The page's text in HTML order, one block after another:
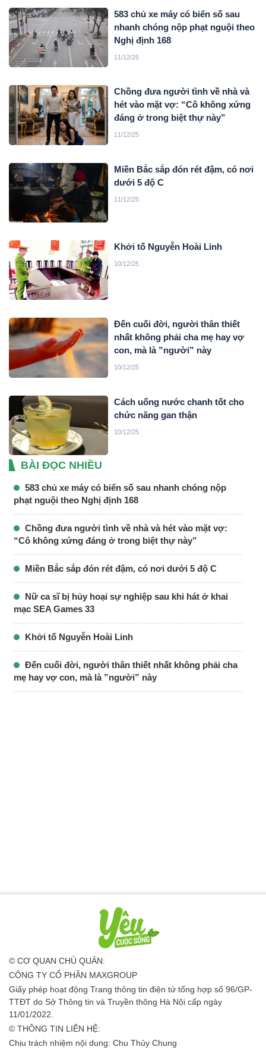
583 chủ xe máy có biển số sau
nhanh chóng nộp phạt nguội theo
Nghị định 168
11/12/25
Chồng đưa người tình về nhà và
hét vào mặt vợ: “Cô không xứng
đáng ở trong biệt thự này”
11/12/25
Miền Bắc sắp đón rét đậm, có nơi
dưới 5 độ C
11/12/25
Khởi tố Nguyễn Hoài Linh
10/12/25
Đến cuối đời, người thân thiết
nhất không phải cha mẹ hay vợ
con, mà là ”người” này
10/12/25
Cách uống nước chanh tốt cho
chức năng gan thận
10/12/25
BÀI ĐỌC NHIỀU
583 chủ xe máy có biển số sau nhanh chóng nộp
phạt nguội theo Nghị định 168
Chồng đưa người tình về nhà và hét vào mặt vợ:
“Cô không xứng đáng ở trong biệt thự này”
Miền Bắc sắp đón rét đậm, có nơi dưới 5 độ C
Nữ ca sĩ bị hủy hoại sự nghiệp sau khi hát ở khai
mạc SEA Games 33
Khởi tố Nguyễn Hoài Linh
Đến cuối đời, người thân thiết nhất không phải cha
mẹ hay vợ con, mà là ”người” này
© CƠ QUAN CHỦ QUẢN:
CÔNG TY CỔ PHẦN MAXGROUP
Giấy phép hoạt động Trang thông tin điện tử tổng hợp số 96/GP-
TTĐT do Sở Thông tin và Truyền thông Hà Nội cấp ngày
11/01/2022.
© THÔNG TIN LIÊN HỆ:
Chịu trách nhiệm nội dung: Chu Thủy Chung